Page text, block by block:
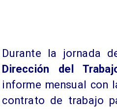
Durante la jornada
Dirección del
informe mensual con
contrato de trabajo